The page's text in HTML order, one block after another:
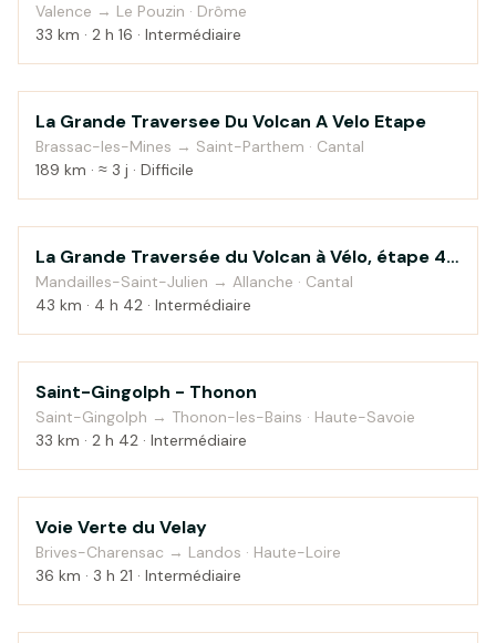
Valence → Le Pouzin · Drôme
33 km · 2 h 16 · Intermédiaire
Montagne
La Grande Traversee Du Volcan A Velo Etape
Brassac-les-Mines → Saint-Parthem · Cantal
189 km · ≈ 3 j · Difficile
Montagne
La Grande Traversée du Volcan à Vélo, étape 4,
Mandailles-Saint-Julien / Allanche
Mandailles-Saint-Julien → Allanche · Cantal
43 km · 4 h 42 · Intermédiaire
Campagne
Saint-Gingolph - Thonon
Saint-Gingolph → Thonon-les-Bains · Haute-Savoie
33 km · 2 h 42 · Intermédiaire
Montagne
Voie Verte du Velay
Brives-Charensac → Landos · Haute-Loire
36 km · 3 h 21 · Intermédiaire